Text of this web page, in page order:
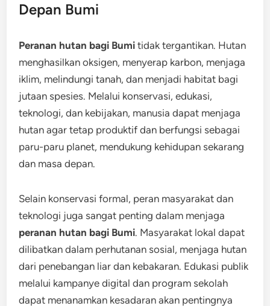
Depan Bumi
Peranan hutan bagi Bumi tidak tergantikan. Hutan
menghasilkan oksigen, menyerap karbon, menjaga
iklim, melindungi tanah, dan menjadi habitat bagi
jutaan spesies. Melalui konservasi, edukasi,
teknologi, dan kebijakan, manusia dapat menjaga
hutan agar tetap produktif dan berfungsi sebagai
paru-paru planet, mendukung kehidupan sekarang
dan masa depan.
Selain konservasi formal, peran masyarakat dan
teknologi juga sangat penting dalam menjaga
peranan hutan bagi Bumi. Masyarakat lokal dapat
dilibatkan dalam perhutanan sosial, menjaga hutan
dari penebangan liar dan kebakaran. Edukasi publik
melalui kampanye digital dan program sekolah
dapat menanamkan kesadaran akan pentingnya